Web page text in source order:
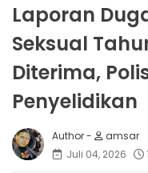
Laporan
Seksual
Diterima,
Penyelidikan
amsar
Juli 04, 2026